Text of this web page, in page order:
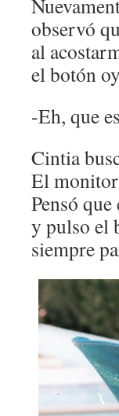
observó
al
el botón
-Eh, que
Cintia
El
Pensó
y pulso el
siempre